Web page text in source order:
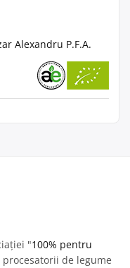
Alexandru P.F.A.
"100% pentru
de legume